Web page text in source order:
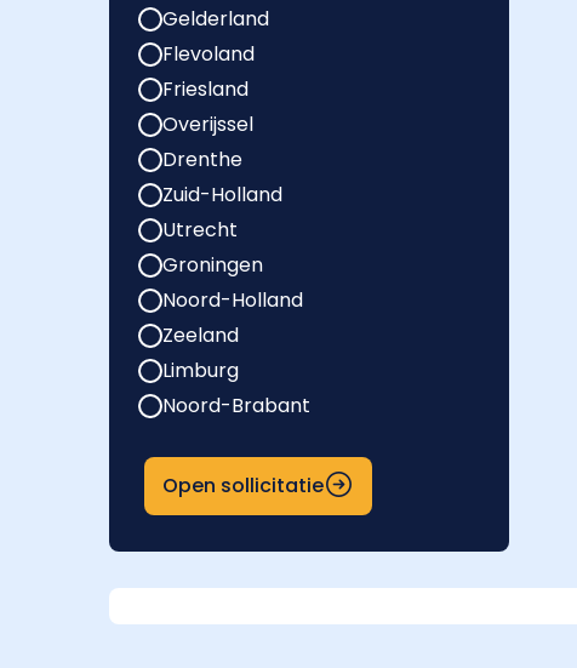
Gelderland
Flevoland
Friesland
Overijssel
Drenthe
Zuid-Holland
Utrecht
Groningen
Noord-Holland
Zeeland
Limburg
Noord-Brabant
Open sollicitatie